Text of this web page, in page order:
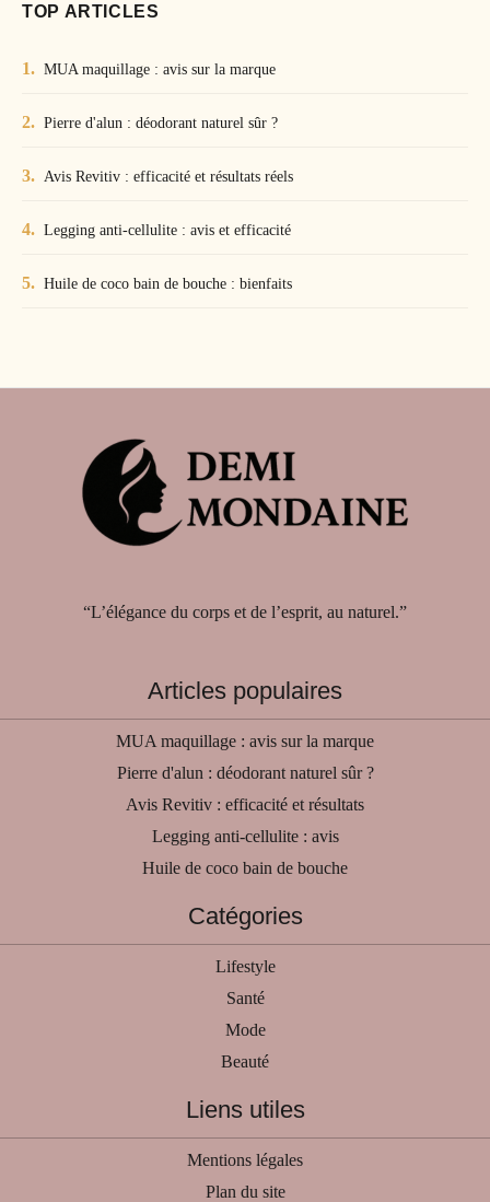
TOP ARTICLES
MUA maquillage : avis sur la marque
Pierre d'alun : déodorant naturel sûr ?
Avis Revitiv : efficacité et résultats réels
Legging anti-cellulite : avis et efficacité
Huile de coco bain de bouche : bienfaits
“L’élégance du corps et de l’esprit, au naturel.”
Articles populaires
MUA maquillage : avis sur la marque
Pierre d'alun : déodorant naturel sûr ?
Avis Revitiv : efficacité et résultats
Legging anti-cellulite : avis
Huile de coco bain de bouche
Catégories
Lifestyle
Santé
Mode
Beauté
Liens utiles
Mentions légales
Plan du site